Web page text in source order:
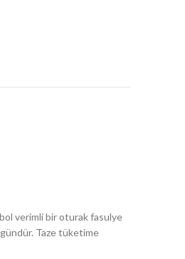
verimli bir oturak fasulye
gündür. Taze tüketime